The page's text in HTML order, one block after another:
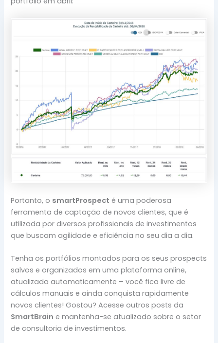
Portanto, o smartProspect é uma poderosa
ferramenta de captação de novos clientes, que é
utilizada por diversos profissionais de investimentos
que buscam agilidade e eficiência no seu dia a dia.
Tenha os portfólios montados para os seus prospects
salvos e organizados em uma plataforma online,
atualizada automaticamente – você fica livre de
cálculos manuais e ainda conquista rapidamente
novos clientes! Gostou? Acesse outros posts da
SmartBrain e mantenha-se atualizado sobre o setor
de consultoria de investimentos.